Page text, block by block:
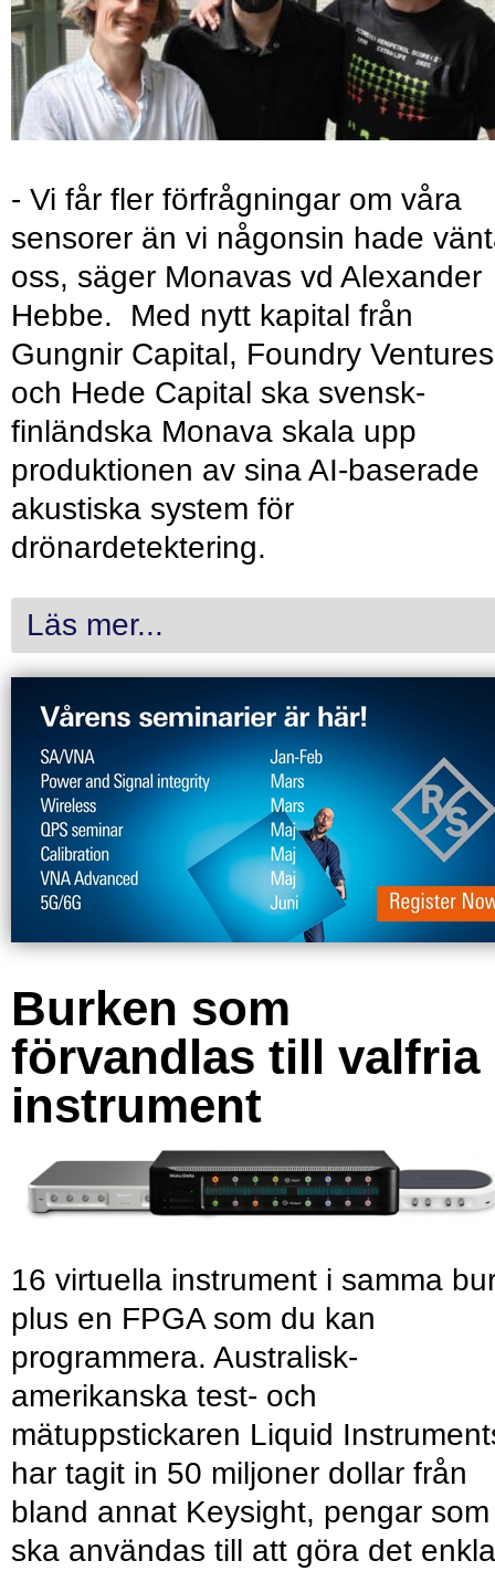
- Vi får fler förfrågningar om våra
sensorer än vi någonsin hade
oss, säger Monavas vd Alexander
Hebbe. Med nytt kapital från
Gungnir Capital, Foundry Ventures
och Hede Capital ska svensk-
finländska Monava skala upp
produktionen av sina AI-baserade
akustiska system för
drönardetektering.
Läs mer...
Burken som
förvandlas till valfria
instrument
16 virtuella instrument i samma
plus en FPGA som du kan
programmera. Australisk-
amerikanska test- och
mätuppstickaren Liquid
har tagit in 50 miljoner dollar från
bland annat Keysight, pengar som
ska användas till att göra det